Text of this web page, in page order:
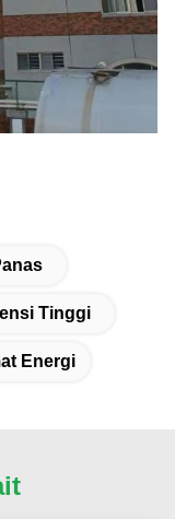
Tinggi
Energi